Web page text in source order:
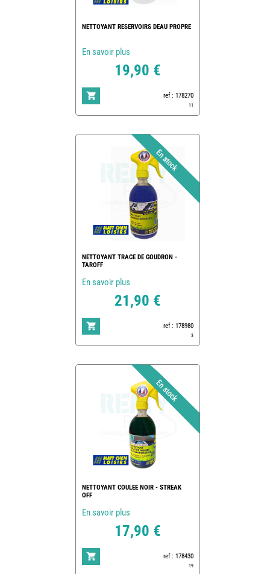
NETTOYANT RESERVOIRS DEAU PROPRE
En savoir plus
19,90 €
ref : 178270
11
NETTOYANT TRACE DE GOUDRON -
TAROFF
En savoir plus
21,90 €
ref : 178980
3
NETTOYANT COULEE NOIR - STREAK
OFF
En savoir plus
17,90 €
ref : 178430
19